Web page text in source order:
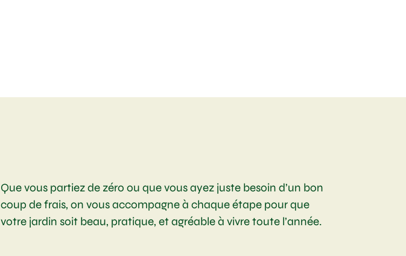
Que vous partiez de zéro ou que vous ayez juste besoin d’un bon
coup de frais, on vous accompagne à chaque étape pour que
votre jardin soit beau, pratique, et agréable à vivre toute l’année.